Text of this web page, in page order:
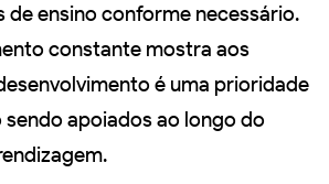
de ensino conforme necessário.
constante mostra aos
é uma prioridade
sendo apoiados ao longo do